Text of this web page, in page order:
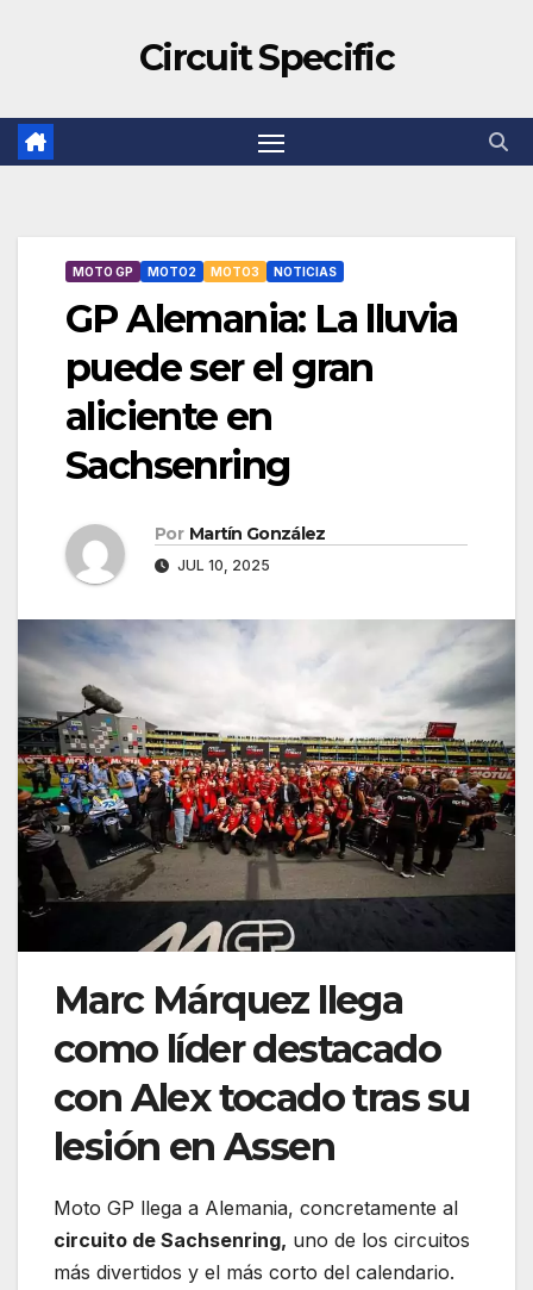
Circuit Specific
MOTO GP MOTO2 MOTO3 NOTICIAS
GP Alemania: La lluvia
puede ser el gran
aliciente en
Sachsenring
Por Martín González
JUL 10, 2025
Marc Márquez llega
como líder destacado
con Alex tocado tras su
lesión en Assen
Moto GP llega a Alemania, concretamente al
circuito de Sachsenring, uno de los circuitos
más divertidos y el más corto del calendario.